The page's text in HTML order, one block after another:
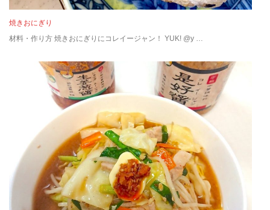
焼きおにぎり
材料・作り方 焼きおにぎりにコレイージャン！ YUK! @y …